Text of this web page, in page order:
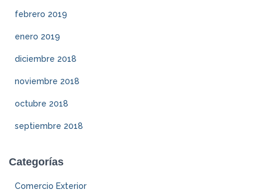
febrero 2019
enero 2019
diciembre 2018
noviembre 2018
octubre 2018
septiembre 2018
Categorías
Comercio Exterior